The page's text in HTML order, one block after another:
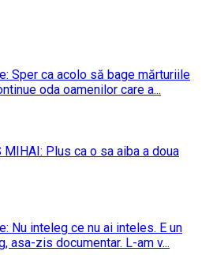
Sper ca acolo să bage mărturiile
oda oamenilor care a...
MIHAI: Plus ca o sa aiba a doua
Nu inteleg ce nu ai inteles. E un
asa-zis documentar. L-am v...